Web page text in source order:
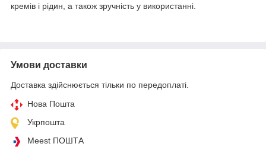
кремів і рідин, а також зручність у використанні.
Умови доставки
Доставка здійснюється тільки по передоплаті.
Нова Пошта
Укрпошта
Meest ПОШТА